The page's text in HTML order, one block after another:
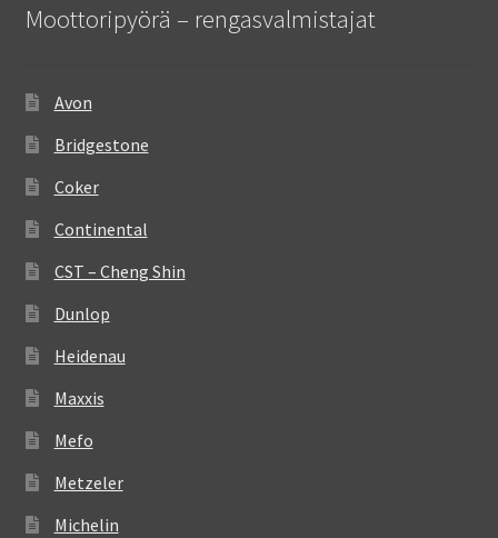
Moottoripyörä – rengasvalmistajat
Avon
Bridgestone
Coker
Continental
CST – Cheng Shin
Dunlop
Heidenau
Maxxis
Mefo
Metzeler
Michelin